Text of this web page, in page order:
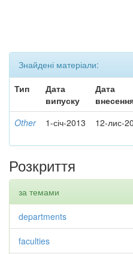
Знайдені матеріали:
Тип
Дата
випуску
Дата
Other 1-січ-2013 12-лис-
Розкриття
за темами
departments
faculties